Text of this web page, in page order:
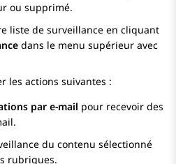
ou supprimé.
liste de surveillance en cliquant
dans le menu supérieur avec
les actions suivantes :
par e-mail pour recevoir des
du contenu sélectionné
rubriques.